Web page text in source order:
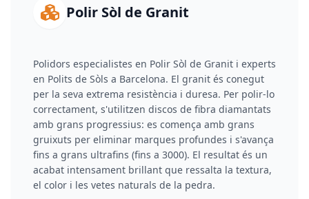
Polir Sòl de Granit
Polidors especialistes en Polir Sòl de Granit i experts
en Polits de Sòls a Barcelona. El granit és conegut
per la seva extrema resistència i duresa. Per polir-lo
correctament, s'utilitzen discos de fibra diamantats
amb grans progressius: es comença amb grans
gruixuts per eliminar marques profundes i s'avança
fins a grans ultrafins (fins a 3000). El resultat és un
acabat intensament brillant que ressalta la textura,
el color i les vetes naturals de la pedra.